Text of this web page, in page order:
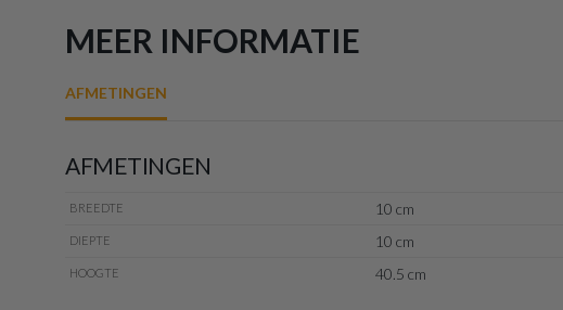
MEER INFORMATIE
AFMETINGEN
AFMETINGEN
BREEDTE 10 cm
DIEPTE 10 cm
HOOGTE 40.5 cm